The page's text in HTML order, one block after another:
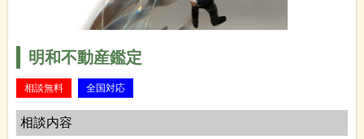
明和不動産鑑定
相談無料 全国対応
相談内容